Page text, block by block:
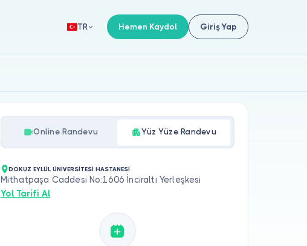
TR Hemen Kaydol Giriş Yap
Online Randevu Yüz Yüze Randevu
DOKUZ EYLÜL ÜNİVERSİTESİ HASTANESİ
Mithatpaşa Caddesi No:1606 İnciraltı Yerleşkesi
Yol Tarifi Al